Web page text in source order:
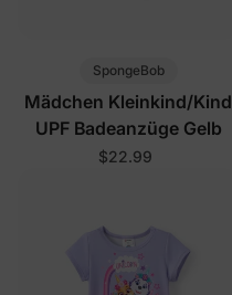
SpongeBob
Mädchen Kleinkind/Kind
UPF Badeanzüge Gelb
$22.99